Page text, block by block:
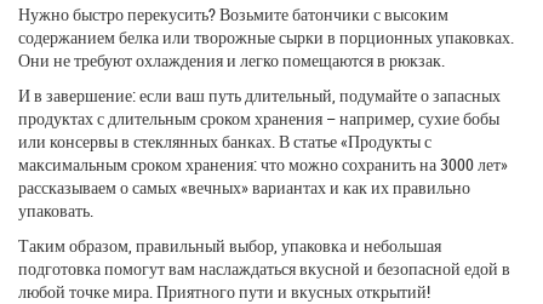
Нужно быстро перекусить? Возьмите батончики с высоким
содержанием белка или творожные сырки в порционных упаковках.
Они не требуют охлаждения и легко помещаются в рюкзак.
И в завершение: если ваш путь длительный, подумайте о запасных
продуктах с длительным сроком хранения – например, сухие бобы
или консервы в стеклянных банках. В статье «Продукты с
максимальным сроком хранения: что можно сохранить на 3000 лет»
рассказываем о самых «вечных» вариантах и как их правильно
упаковать.
Таким образом, правильный выбор, упаковка и небольшая
подготовка помогут вам наслаждаться вкусной и безопасной едой в
любой точке мира. Приятного пути и вкусных открытий!